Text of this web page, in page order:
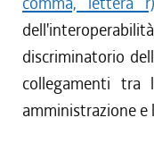
discriminatorio
collegamenti tra
amministrazione e